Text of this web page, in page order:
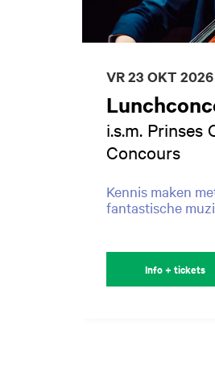
i.s.m. Prinses
Concours
Kennis maken
fantastische
VR 23 OKT 2026
Info + tickets